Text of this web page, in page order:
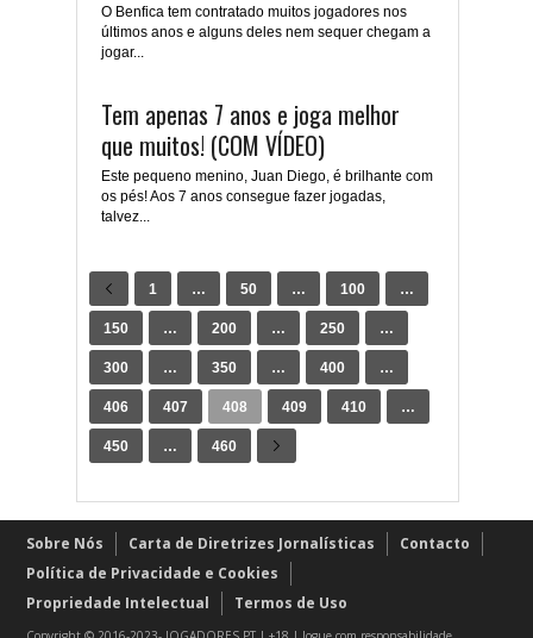
O Benfica tem contratado muitos jogadores nos
últimos anos e alguns deles nem sequer chegam a
jogar...
Tem apenas 7 anos e joga melhor
que muitos! (COM VÍDEO)
Este pequeno menino, Juan Diego, é brilhante com
os pés! Aos 7 anos consegue fazer jogadas,
talvez...
1 … 50 … 100 …
150 … 200 … 250 …
300 … 350 … 400 …
406 407 408 409 410 …
450 … 460
Sobre Nós Carta de Diretrizes Jornalísticas
Contacto
Política de Privacidade e Cookies
Propriedade Intelectual
Termos de Uso